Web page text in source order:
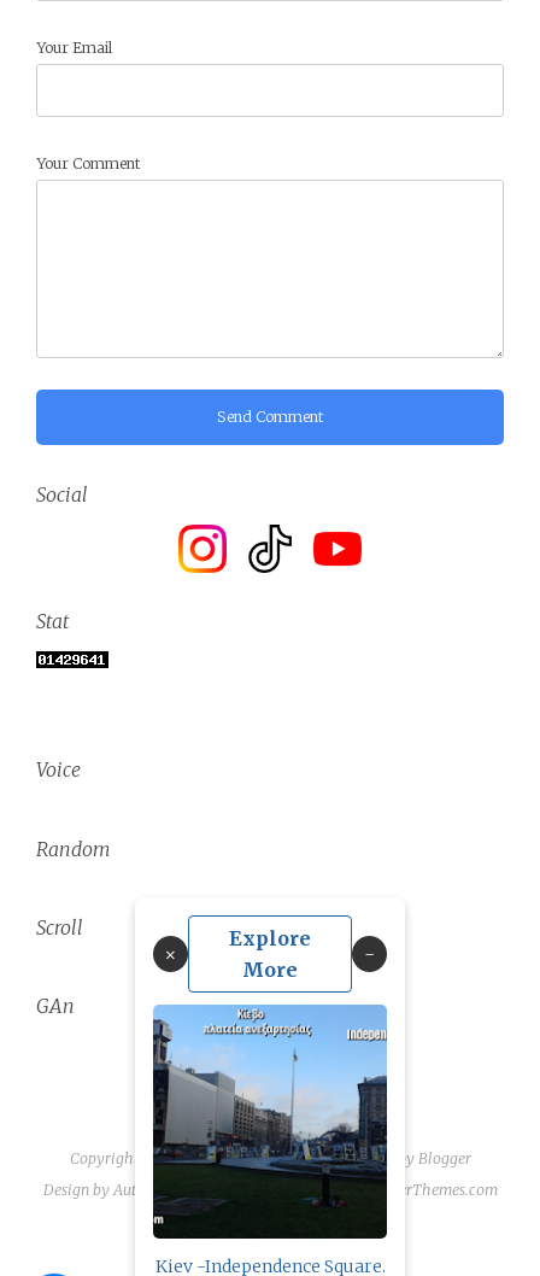
Your Email
Your Comment
Send Comment
Social
Stat
Voice
Random
×
Explore
More
Kiev -Independence Square.
Scroll
GAn
Copyright ©2026linguae scriptaque| Powered by Blogger
Design byAutomattic NewBloggerThemes.com